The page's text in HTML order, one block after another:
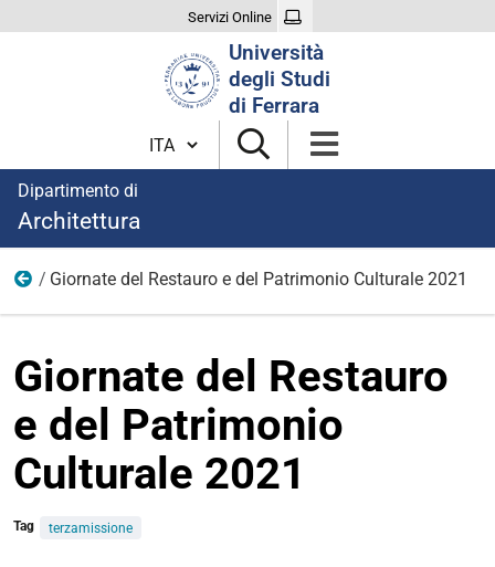
Servizi Online
Università
degli Studi
di Ferrara
Cambia lingua
Dipartimento di
Architettura
Eventi
Giornate del Restauro e del Patrimonio Culturale 2021
Giornate del Restauro
e del Patrimonio
Culturale 2021
Tag terzamissione